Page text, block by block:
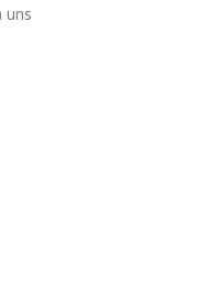
uns